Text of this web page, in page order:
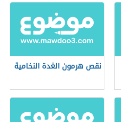
نقص هرمون الغدة النخامية